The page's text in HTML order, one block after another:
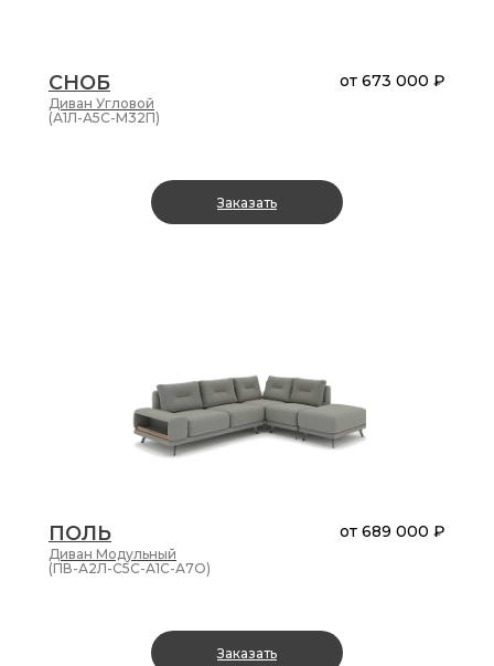
СНОБ
Диван Угловой
от 673 000 ₽
(А1Л-А5С-М32П)
Заказать
ПОЛЬ
Диван Модульный
от 689 000 ₽
(ПВ-А2Л-С5С-А1С-А7О)
Заказать